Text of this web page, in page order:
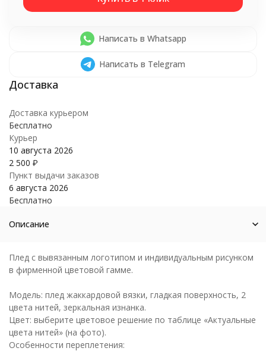
Написать в Whatsapp
Написать в Telegram
Доставка курьером
Бесплатно
Курьер
10 августа 2026
2 500 ₽
Пункт выдачи заказов
6 августа 2026
Бесплатно
Описание
Плед с вывязанным логотипом и индивидуальным рисунком
в фирменной цветовой гамме.
Модель: плед жаккардовой вязки, гладкая поверхность, 2
цвета нитей, зеркальная изнанка.
Цвет: выберите цветовое решение по таблице «Актуальные
цвета нитей» (на фото).
Особенности переплетения: